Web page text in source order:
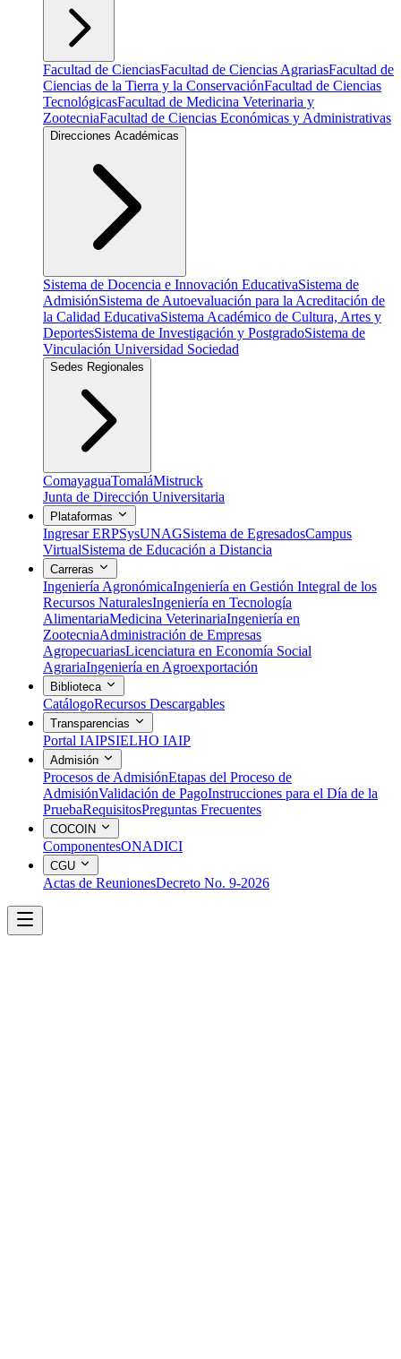
Facultad de CienciasFacultad de Ciencias AgrariasFacultad de
Ciencias de la Tierra y la ConservaciónFacultad de Ciencias
TecnológicasFacultad de Medicina Veterinaria y
ZootecniaFacultad de Ciencias Económicas y Administrativas
Direcciones Académicas
Sistema de Docencia e Innovación EducativaSistema de
AdmisiónSistema de Autoevaluación para la Acreditación de
la Calidad EducativaSistema Académico de Cultura, Artes y
DeportesSistema de Investigación y PostgradoSistema de
Vinculación Universidad Sociedad
Sedes Regionales
ComayaguaTomaláMistruck
Junta de Dirección Universitaria
Plataformas
Ingresar ERPSysUNAGSistema de EgresadosCampus
VirtualSistema de Educación a Distancia
Carreras
Ingeniería AgronómicaIngeniería en Gestión Integral de los
Recursos NaturalesIngeniería en Tecnología
AlimentariaMedicina VeterinariaIngeniería en
ZootecniaAdministración de Empresas
AgropecuariasLicenciatura en Economía Social
AgrariaIngeniería en Agroexportación
Biblioteca
CatálogoRecursos Descargables
Transparencias
Portal IAIPSIELHO IAIP
Admisión
Procesos de AdmisiónEtapas del Proceso de
AdmisiónValidación de PagoInstrucciones para el Día de la
PruebaRequisitosPreguntas Frecuentes
COCOIN
ComponentesONADICI
CGU
Actas de ReunionesDecreto No. 9-2026